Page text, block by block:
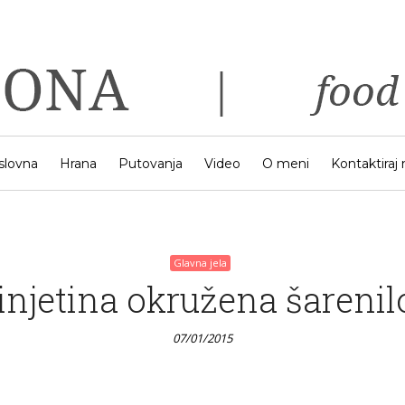
Hrana Putovanja Video O meni Kontaktiraj
Mini tortilja quiche
07/01/2015
Glavna jela
okružena
07/01/2015